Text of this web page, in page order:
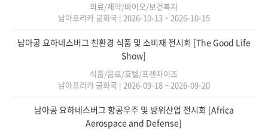
의료/제약/바이오/보건복지
남아프리카 공화국 | 2026-10-13 ~ 2026-10-15
남아공 요하네스버그 친환경 식품 및 소비재 전시회 [The Good Life
Show]
식품/음료/호텔/프렌차이즈
남아프리카 공화국 | 2026-09-18 ~ 2026-09-20
남아공 요하네스버그 항공우주 및 방위산업 전시회 [Africa
Aerospace and Defense]